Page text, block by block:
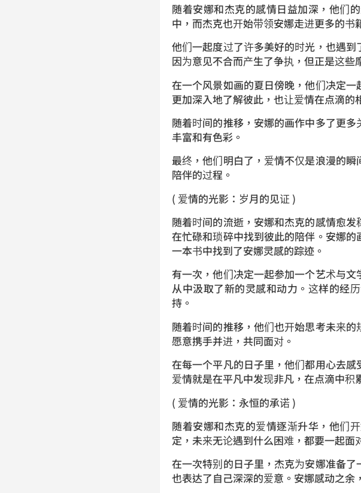
随着安娜和杰克的感情日益加深，他们
中，而杰克也开始带领安娜走进更多的书
他们一起度过了许多美好的时光，也遇
因为意见不合而产生了争执，但正是这些
在一个风景如画的夏日傍晚，他们决定
更加深入地了解彼此，也让爱情在点滴的
随着时间的推移，安娜的画作中多了更
丰富和有色彩。
最终，他们明白了，爱情不仅是浪漫的
陪伴的过程。
( 爱情的光影：岁月的见证 )
随着时间的流逝，安娜和杰克的感情愈
在忙碌和琐碎中找到彼此的陪伴。安娜
一本书中找到了安娜灵感的踪迹。
有一次，他们决定一起参加一个艺术与
从中汲取了新的灵感和动力。这样的经
持。
随着时间的推移，他们也开始思考未来
愿意携手并进，共同面对。
在每一个平凡的日子里，他们都用心去
爱情就是在平凡中发现非凡，在点滴中积
( 爱情的光影：永恒的承诺 )
随着安娜和杰克的爱情逐渐升华，他们
定，未来无论遇到什么困难，都要一起面
在一次特别的日子里，杰克为安娜准备
也表达了自己深深的爱意。安娜感动之余